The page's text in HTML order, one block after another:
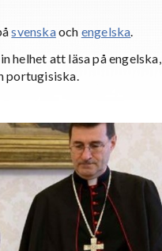
svenskaoch engelska.
helhet att läsa på engelska,
portugisiska.